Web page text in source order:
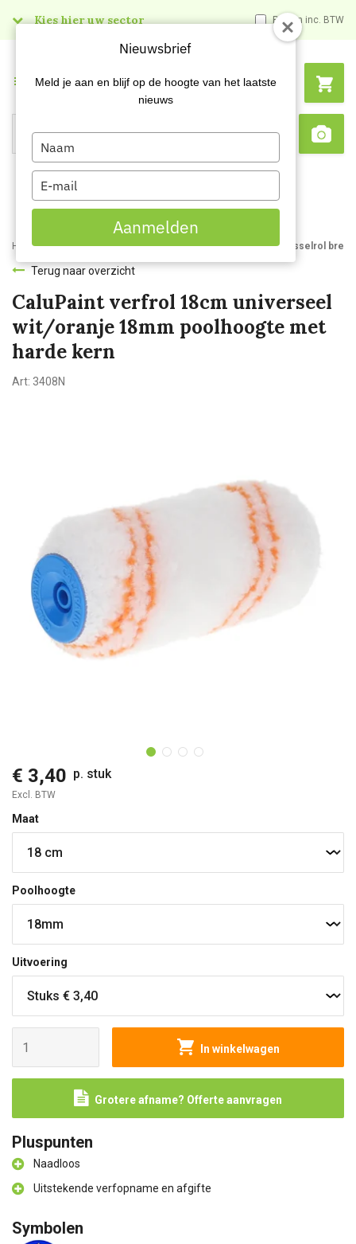
Kies hier uw sector Prijzen inc. BTW
Search
Menu
Home Webshop Schildersartikelen Verfrollers CaluPaint wisselrol
Terug naar overzicht
CaluPaint verfrol 18cm universeel
wit/oranje 18mm poolhoogte met
harde kern
Art: 3408N
€ 3,40 p. stuk
Excl. BTW
Maat
Poolhoogte
Uitvoering
In winkelwagen
Grotere afname? Offerte aanvragen
Pluspunten
Naadloos
Uitstekende verfopname en afgifte
Symbolen
Nieuwsbrief
Meld je aan en blijf op de hoogte van het laatste
nieuws
Type
your
name
Type
your
email
Aanmelden